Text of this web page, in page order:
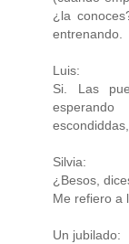
¿la
entrenando.
Luis:
Si. Las
Silvia:
¿Besos,
Me refiero a
Un jubilado: